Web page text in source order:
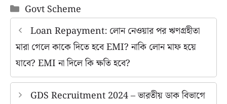
Categories
Govt Scheme
Loan Repayment: লোন নেওয়ার পর ঋণগ্রহীতা
মারা গেলে কাকে দিতে হবে EMI? নাকি লোন মাফ হয়ে
যাবে? EMI না দিলে কি ক্ষতি হবে?
GDS Recruitment 2024 – ভারতীয় ডাক বিভাগে